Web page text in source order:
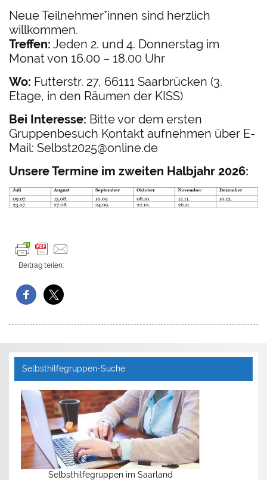
Neue Teilnehmer*innen sind herzlich
willkommen.
Treffen: Jeden 2. und 4. Donnerstag im
Monat von 16.00 – 18.00 Uhr
Wo: Futterstr. 27, 66111 Saarbrücken (3.
Etage, in den Räumen der KISS)
Bei Interesse: Bitte vor dem ersten
Gruppenbesuch Kontakt aufnehmen über E-
Mail: Selbst2025@online.de
Unsere Termine im zweiten Halbjahr 2026:
Beitrag teilen:
Selbsthilfegruppen-Suche
Selbsthilfegruppen im Saarland